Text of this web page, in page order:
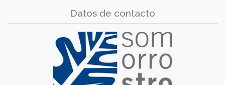
Datos de contacto